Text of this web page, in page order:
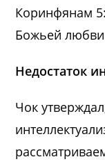
Коринфянам
Божьей
Недостаток
Чок